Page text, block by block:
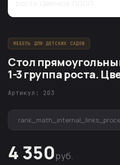
МЕБЕЛЬ ДЛЯ ДЕТСКИХ САДОВ
Стол
1-3 группа роста.
Артикул: 203
4 350руб.